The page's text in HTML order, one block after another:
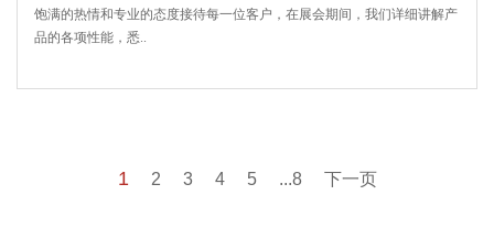
饱满的热情和专业的态度接待每一位客户，在展会期间，我们详细讲解产
品的各项性能，悉..
1 2 3 4 5 ...8 下一页